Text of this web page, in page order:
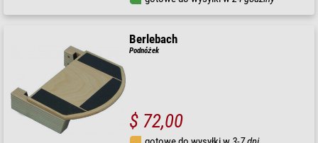
Berlebach
Podnóżek
$ 72,00